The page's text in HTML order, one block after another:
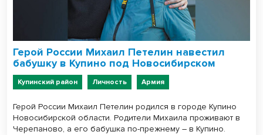
Герой России Михаил Петелин навестил
бабушку в Купино под Новосибирском
Купинский район Личность Армия
Герой России Михаил Петелин родился в городе Купино
Новосибирской области. Родители Михаила проживают в
Черепаново, а его бабушка по-прежнему – в Купино.